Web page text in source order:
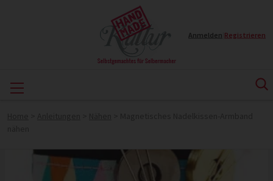
Anmelden Registrieren